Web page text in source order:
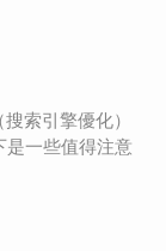
索引擎優化）
是一些值得注意